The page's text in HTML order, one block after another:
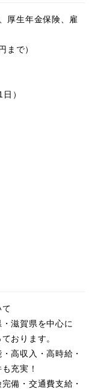
厚生年金保険、雇
まで）
）
滋賀県を中心に
おります。
高収入・高時給・
充実！
備・交通費支給・